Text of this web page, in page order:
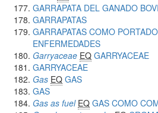
GARRAPATA DEL GANADO
GARRAPATAS
GARRAPATAS COMO
ENFERMEDADES
Garryaceae EQ GARRYACEAE
GARRYACEAE
Gas EQ GAS
GAS
Gas as fuel EQ GAS COMO